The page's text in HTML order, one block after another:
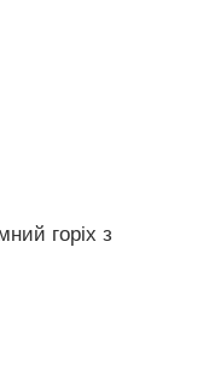
горіх з